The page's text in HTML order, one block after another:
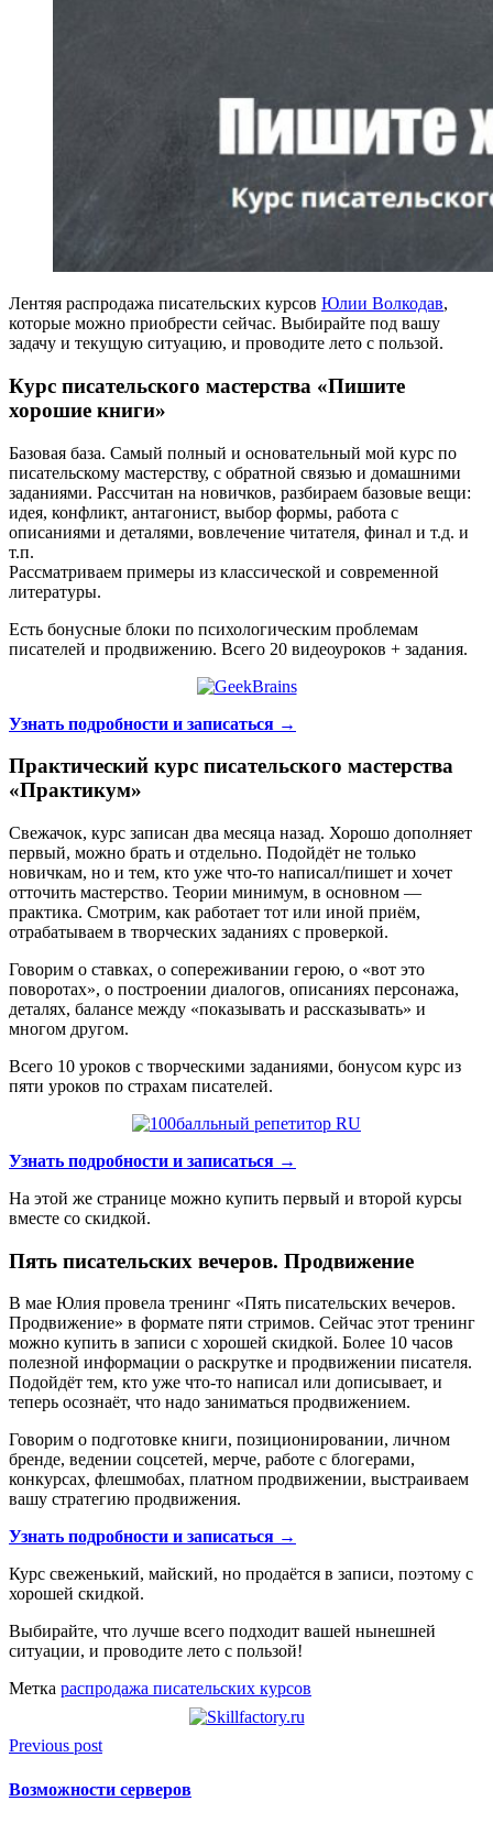
Лентяя распродажа писательских курсов Юлии Волкодав,
которые можно приобрести сейчас. Выбирайте под вашу
задачу и текущую ситуацию, и проводите лето с пользой.
Курс писательского мастерства «Пишите
хорошие книги»
Базовая база. Самый полный и основательный мой курс по
писательскому мастерству, с обратной связью и домашними
заданиями. Рассчитан на новичков, разбираем базовые вещи:
идея, конфликт, антагонист, выбор формы, работа с
описаниями и деталями, вовлечение читателя, финал и т.д. и
т.п.
Рассматриваем примеры из классической и современной
литературы.
Есть бонусные блоки по психологическим проблемам
писателей и продвижению. Всего 20 видеоуроков + задания.
Узнать подробности и записаться →
Практический курс писательского мастерства
«Практикум»
Свежачок, курс записан два месяца назад. Хорошо дополняет
первый, можно брать и отдельно. Подойдёт не только
новичкам, но и тем, кто уже что-то написал/пишет и хочет
отточить мастерство. Теории минимум, в основном —
практика. Смотрим, как работает тот или иной приём,
отрабатываем в творческих заданиях с проверкой.
Говорим о ставках, о сопереживании герою, о «вот это
поворотах», о построении диалогов, описаниях персонажа,
деталях, балансе между «показывать и рассказывать» и
многом другом.
Всего 10 уроков с творческими заданиями, бонусом курс из
пяти уроков по страхам писателей.
Узнать подробности и записаться →
На этой же странице можно купить первый и второй курсы
вместе со скидкой.
Пять писательских вечеров. Продвижение
В мае Юлия провела тренинг «Пять писательских вечеров.
Продвижение» в формате пяти стримов. Сейчас этот тренинг
можно купить в записи с хорошей скидкой. Более 10 часов
полезной информации о раскрутке и продвижении писателя.
Подойдёт тем, кто уже что-то написал или дописывает, и
теперь осознаёт, что надо заниматься продвижением.
Говорим о подготовке книги, позиционировании, личном
бренде, ведении соцсетей, мерче, работе с блогерами,
конкурсах, флешмобах, платном продвижении, выстраиваем
вашу стратегию продвижения.
Узнать подробности и записаться →
Курс свеженький, майский, но продаётся в записи, поэтому с
хорошей скидкой.
Выбирайте, что лучше всего подходит вашей нынешней
ситуации, и проводите лето с пользой!
Метка распродажа писательских курсов
Previous post
Возможности серверов